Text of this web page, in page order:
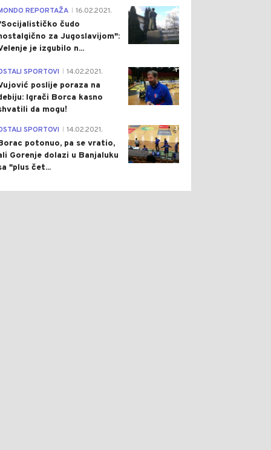
4
REPORTAŽA 16.02.2021.
čudo
za Jugoslavijom":
je izgubilo n...
1
SPORTOVI 14.02.2021.
poslije poraza na
Igrači Borca kasno
da mogu!
3
SPORTOVI 14.02.2021.
potonuo, pa se vratio,
Gorenje dolazi u Banjaluku
"plus čet...